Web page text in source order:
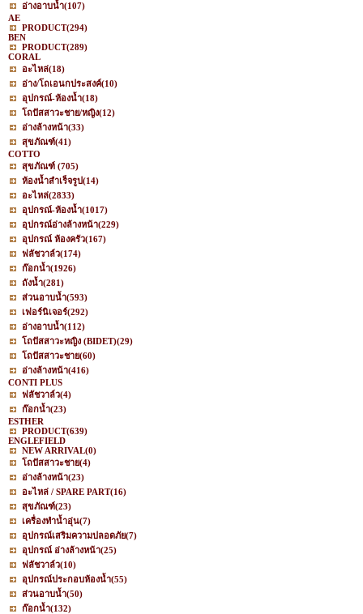
อ่างอาบน้ำ(107)
AE
PRODUCT(294)
BEN
PRODUCT(289)
CORAL
อะไหล่(18)
อ่าง/โถเอนกประสงค์(10)
อุปกรณ์-ห้องน้ำ(18)
โถปัสสาวะชาย/หญิง(12)
อ่างล้างหน้า(33)
สุขภัณฑ์(41)
COTTO
สุขภัณฑ์ (705)
ห้องน้ำสำเร็จรูป(14)
อะไหล่(2833)
อุปกรณ์-ห้องน้ำ(1017)
อุปกรณ์อ่างล้างหน้า(229)
อุปกรณ์ ห้องครัว(167)
ฟลัชวาล์ว(174)
ก๊อกน้ำ(1926)
ถังน้ำ(281)
ส่วนอาบน้ำ(593)
เฟอร์นิเจอร์(292)
อ่างอาบน้ำ(112)
โถปัสสาวะหญิง (BIDET)(29)
โถปัสสาวะชาย(60)
อ่างล้างหน้า(416)
CONTI PLUS
ฟลัชวาล์ว(4)
ก๊อกน้ำ(23)
ESTHER
PRODUCT(639)
ENGLEFIELD
NEW ARRIVAL(0)
โถปัสสาวะชาย(4)
อ่างล้างหน้า(23)
อะไหล่ / SPARE PART(16)
สุขภัณฑ์(23)
เครื่องทำน้ำอุ่น(7)
อุปกรณ์เสริมความปลอดภัย(7)
อุปกรณ์ อ่างล้างหน้า(25)
ฟลัชวาล์ว(10)
อุปกรณ์ประกอบห้องน้ำ(55)
ส่วนอาบน้ำ(50)
ก๊อกน้ำ(132)